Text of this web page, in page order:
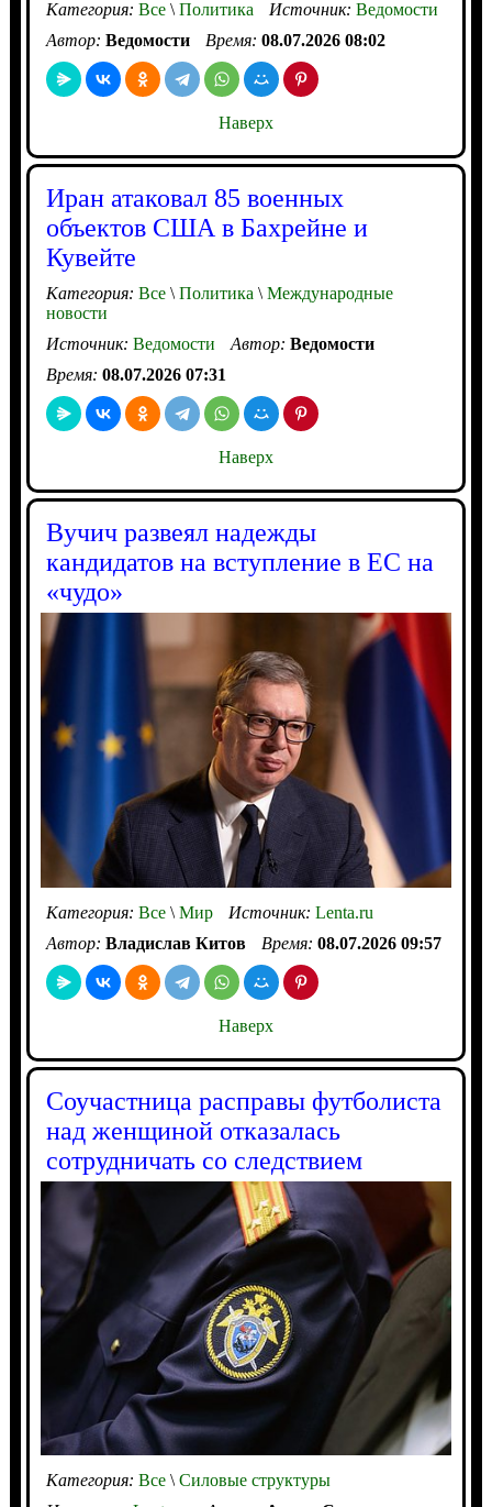
Категория: Все\Политика Источник: Ведомости
Автор: Ведомости Время: 08.07.2026 08:02
Наверх
Иран атаковал 85 военных
объектов США в Бахрейне и
Кувейте
Категория: Все\Политика \Международные
новости
Источник: Ведомости Автор: Ведомости
Время: 08.07.2026 07:31
Наверх
Вучич развеял надежды
кандидатов на вступление в ЕС на
«чудо»
Категория: Все\Мир Источник: Lenta.ru
Автор: Владислав Китов Время: 08.07.2026 09:57
Наверх
Соучастница расправы футболиста
над женщиной отказалась
сотрудничать со следствием
Категория: Все\Силовые структуры